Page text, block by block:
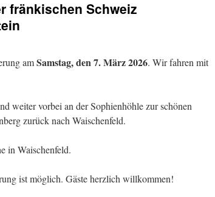
fränkischen Schweiz
amSamstag, den 7. März 2026. Wir fahren mit
weiter vorbei an der Sophienhöhle zur schönen
zurück nach Waischenfeld.
in Waischenfeld.
ist möglich. Gäste herzlich willkommen!